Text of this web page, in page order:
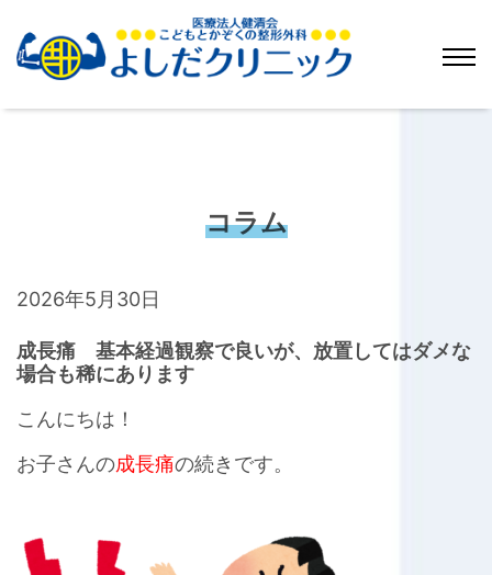
コラム
2026年5月30日
成長痛 基本経過観察で良いが、放置してはダメな
場合も稀にあります
こんにちは！
お子さんの成長痛の続きです。